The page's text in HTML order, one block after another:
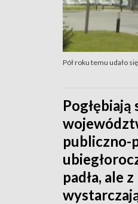
Pół roku temu udało
publiczno-
padła, ale